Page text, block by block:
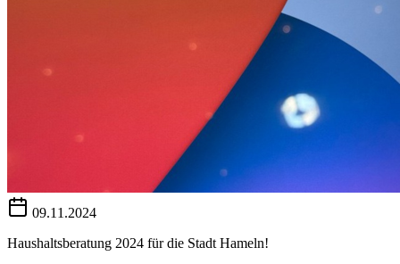
09.11.2024
Haushaltsberatung 2024 für die Stadt Hameln!